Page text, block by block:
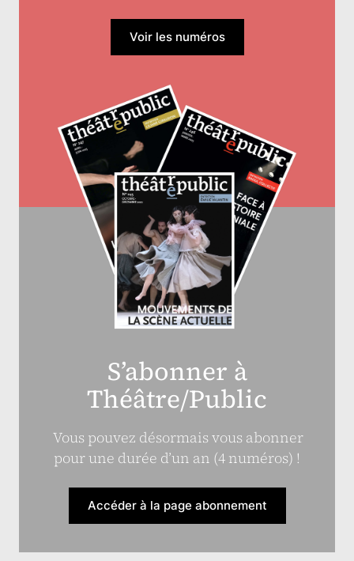
Voir les numéros
S’abonner à
Théâtre/Public
Vous pouvez désormais vous abonner
pour une durée d’un an (4 numéros) !
Accéder à la page abonnement